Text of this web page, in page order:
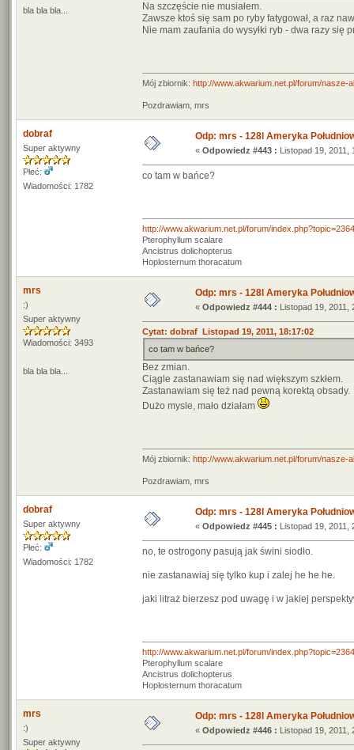
bla bla bla...
Na szczęście nie musiałem.
Zawsze ktoś się sam po ryby fatygował, a raz
Nie mam zaufania do wysyłki ryb - dwa razy się
Mój zbiornik: http://www.akwarium.net.pl/forum/
Pozdrawiam, mrs
dobraf
Super aktywny
Płeć:
Wiadomości: 1782
Odp: mrs - 128l Ameryka
« Odpowiedz #443 : Listopad 19, 2011,
co tam w bańce?
http://www.akwarium.net.pl/forum/
Pterophyllum scalare
Ancistrus dolichopterus
Hoplosternum thoracatum
mrs
:)
Super aktywny
Wiadomości: 3493
bla bla bla...
Odp: mrs - 128l Ameryka
« Odpowiedz #444 : Listopad 19, 2011,
Cytat: dobraf Listopad 19, 2011, 18:17:02
co tam w bańce?
Bez zmian.
Ciągle zastanawiam się nad większym szkłem.
Zastanawiam się też nad pewną korektą obsady.
Dużo mysle, mało działam
Mój zbiornik: http://www.akwarium.net.pl/forum/
Pozdrawiam, mrs
dobraf
Super aktywny
Płeć:
Wiadomości: 1782
Odp: mrs - 128l Ameryka
« Odpowiedz #445 : Listopad 19, 2011,
no, te ostrogony pasują jak świni siodło.
nie zastanawiaj się tylko kup i zalej he he he.
jaki litraż bierzesz pod uwagę i w jakiej
http://www.akwarium.net.pl/forum/
Pterophyllum scalare
Ancistrus dolichopterus
Hoplosternum thoracatum
mrs
:)
Super aktywny
Odp: mrs - 128l Ameryka
« Odpowiedz #446 : Listopad 19, 2011,